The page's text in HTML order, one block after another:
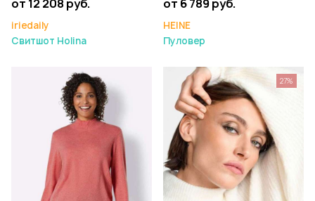
от 12 208 руб.
iriedaily
Свитшот Holina
от 6 789 руб.
HEINE
Пуловер
27%